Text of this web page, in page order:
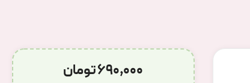
690,000 تومان